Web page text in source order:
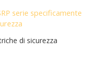
serie specificamente
di sicurezza